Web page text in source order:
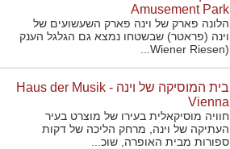
Amusement Park
הלונה פארק של וינה פארק השעשועים של
וינה (פראטר) שבשטחו נמצא גם הגלגל הענק
(Wiener Riesen...
בית המוסיקה של וינה - Haus der Musik
Vienna
חוויה מוסיקאלית בעירו של מוצרט בעיר
העתיקה של וינה, מרחק הליכה של דקות
ספורות מבית האופרה, שוכ...